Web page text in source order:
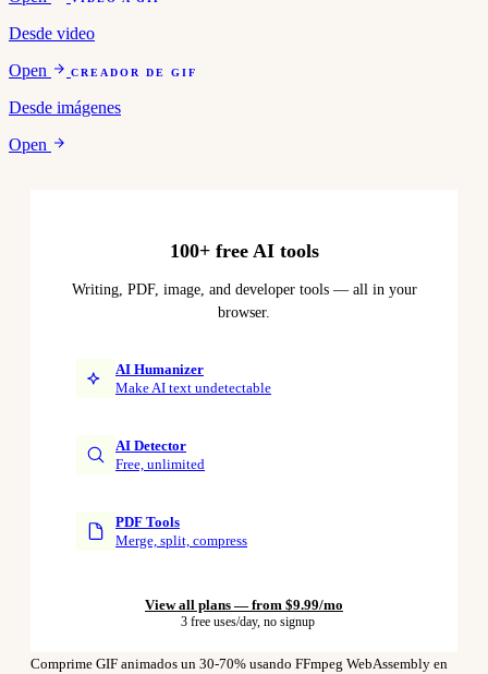
Desde video
Open
CREADOR DE GIF
Desde imágenes
Open
100+ free AI tools
Writing, PDF, image, and developer tools — all in your
browser.
AI Humanizer
Make AI text undetectable
AI Detector
Free, unlimited
PDF Tools
Merge, split, compress
View all plans — from $9.99/mo
3 free uses/day, no signup
Comprime GIF animados un 30-70% usando FFmpeg WebAssembly en